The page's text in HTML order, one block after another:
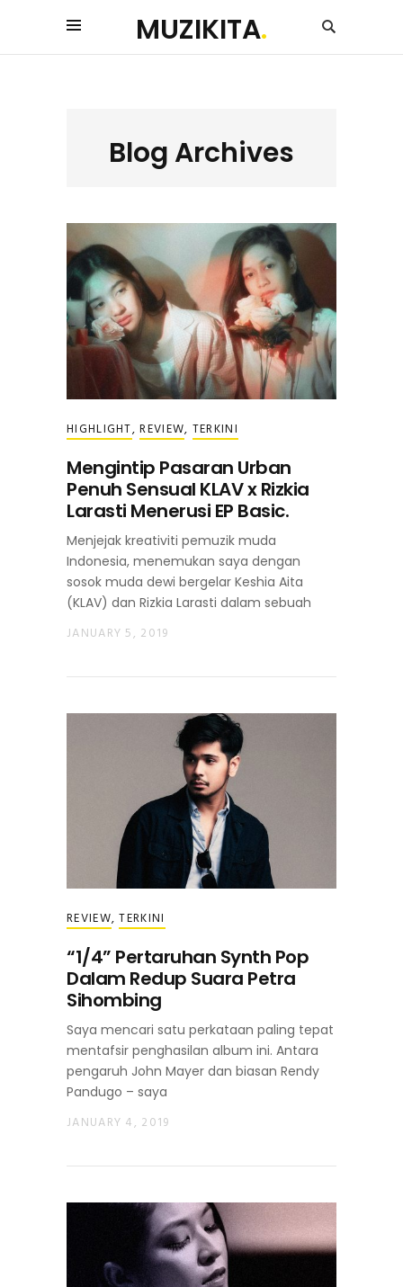
MUZIKITA.
Blog Archives
HIGHLIGHT,REVIEW, TERKINI
‪Mengintip Pasaran Urban
Penuh Sensual KLAV x Rizkia
Larasti Menerusi EP Basic. ‬
Menjejak kreativiti pemuzik muda
Indonesia, menemukan saya dengan
sosok muda dewi bergelar Keshia Aita
(KLAV) dan Rizkia Larasti dalam sebuah
JANUARY 5, 2019
REVIEW,TERKINI
“1/4” Pertaruhan Synth Pop
Dalam Redup Suara Petra
Sihombing
Saya mencari satu perkataan paling tepat
mentafsir penghasilan album ini. Antara
pengaruh John Mayer dan biasan Rendy
Pandugo – saya
JANUARY 4, 2019